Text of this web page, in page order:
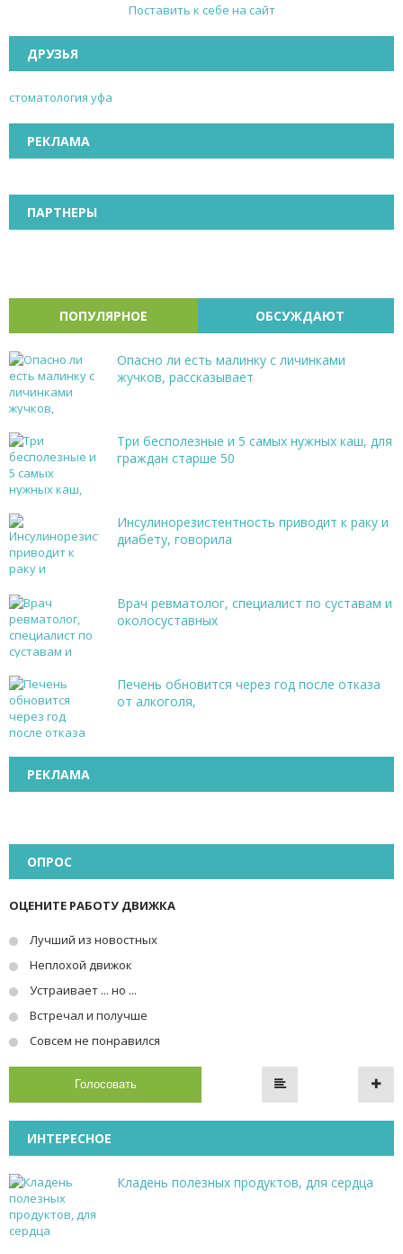
Поставить к себе на сайт
ДРУЗЬЯ
стоматология уфа
РЕКЛАМА
ПАРТНЕРЫ
ПОПУЛЯРНОЕ ОБСУЖДАЮТ
Опасно ли есть малинку с личинками
жучков, рассказывает
Три бесполезные и 5 самых нужных каш, для
граждан старше 50
Инсулинорезистентность приводит к раку и
диабету, говорила
Врач ревматолог, специалист по суставам и
околосуставных
Печень обновится через год после отказа
от алкоголя,
РЕКЛАМА
ОПРОС
ОЦЕНИТЕ РАБОТУ ДВИЖКА
Лучший из новостных
Неплохой движок
Устраивает ... но ...
Встречал и получше
Совсем не понравился
Голосовать
ИНТЕРЕСНОЕ
Кладень полезных продуктов, для сердца